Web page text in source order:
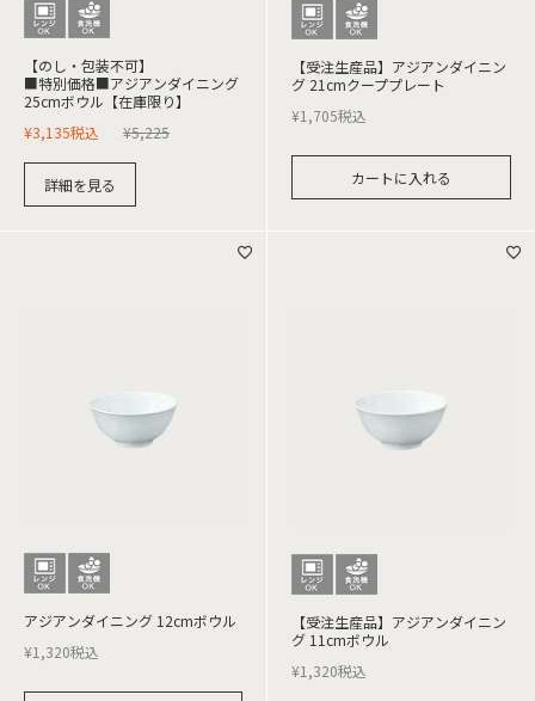
【のし・包装不可】
■特別価格■アジアンダイニング
25cmボウル【在庫限り】
¥5,225
¥3,135税込
詳細を見る
【受注生産品】アジアンダイニン
グ 21cmクーププレート
¥1,705税込
カートに入れる
アジアンダイニング 12cmボウル
¥1,320税込
【受注生産品】アジアンダイニン
グ 11cmボウル
¥1,320税込